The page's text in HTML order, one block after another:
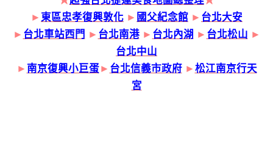
► 東區忠孝復興敦化 ► 國父紀念館 ► 台北大安
► 台北車站西門 ► 台北南港 ► 台北內湖 ► 台北松山 ►
台北中山
► 南京復興小巨蛋► 台北信義市政府► 松江南京行天
宮